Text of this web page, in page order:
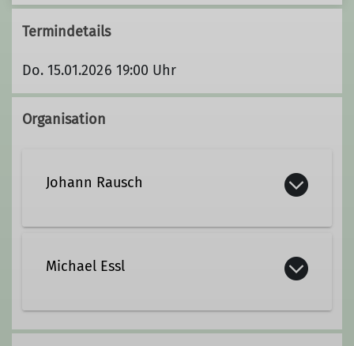
Termindetails
Do. 15.01.2026 19:00 Uhr
Organisation
Johann Rausch
Michael Essl
08224-2541 0171-304 14 82